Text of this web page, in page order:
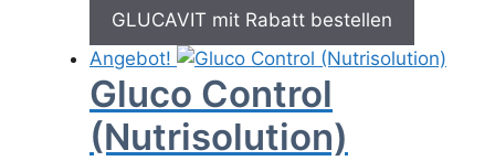
Preis
79,95 €
Preis
36,65 €.
GLUCAVIT mit Rabatt bestellen
Angebot!
Gluco Control
(Nutrisolution)